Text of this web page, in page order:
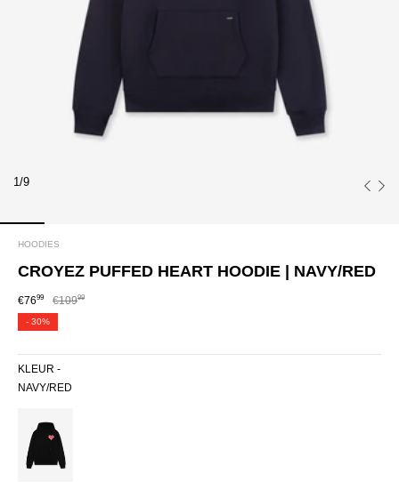
1/9
HOODIES
CROYEZ PUFFED HEART HOODIE | NAVY/RED
€7699 €10999
- 30%
KLEUR -
NAVY/RED
BLACK/RED